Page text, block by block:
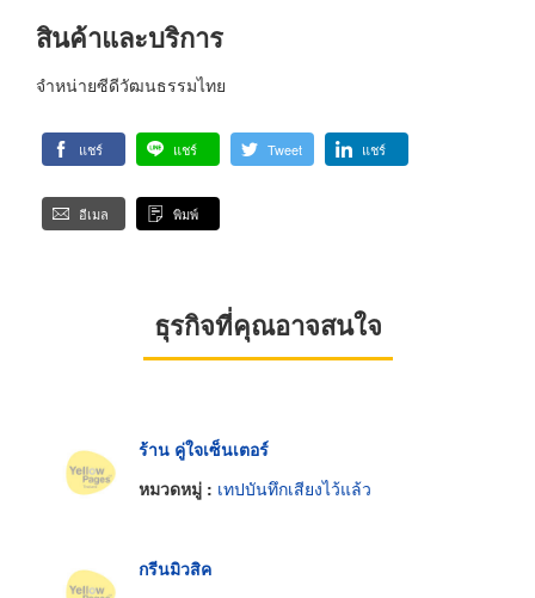
สินค้าและบริการ
จำหน่ายซีดีวัฒนธรรมไทย
แชร์ แชร์ Tweet แชร์
อีเมล พิมพ์
ธุรกิจที่คุณอาจสนใจ
ร้าน คู่ใจเซ็นเตอร์
หมวดหมู่ : เทปบันทึกเสียงไว้แล้ว
กรีนมิวสิค